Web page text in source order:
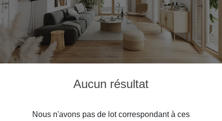
Aucun résultat
Nous n'avons pas de lot correspondant à ces